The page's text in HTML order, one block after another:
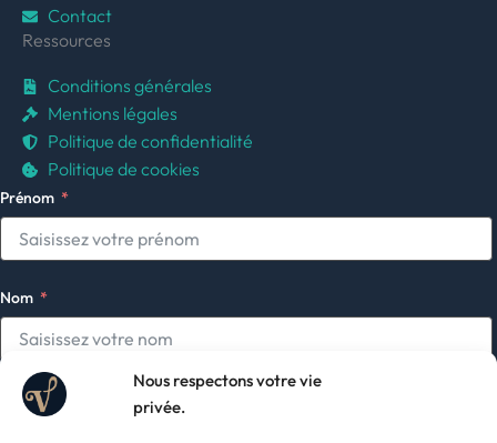
Nous respectons votre vie
privée.
Contact
Ressources
Conditions générales
Mentions légales
Politique de confidentialité
Politique de cookies
Prénom
Nom
E-mail